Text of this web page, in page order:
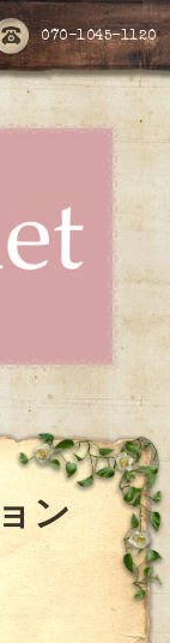
070-1045-1120
ン